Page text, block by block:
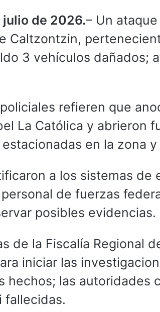
julio de 2026.– Un
Caltzontzin,
3 vehículos dañados;
refieren que
La Católica y abrieron
en la zona
a los sistemas de
de fuerzas
posibles evidencias.
de la Fiscalía Regional
iniciar las
hechos; las autoridades
fallecidas.